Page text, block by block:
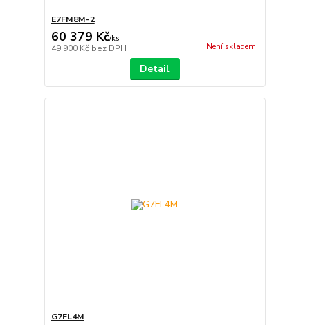
E7FM8M-2
60 379 Kč/ks
49 900 Kč bez DPH Není skladem
Detail
G7FL4M